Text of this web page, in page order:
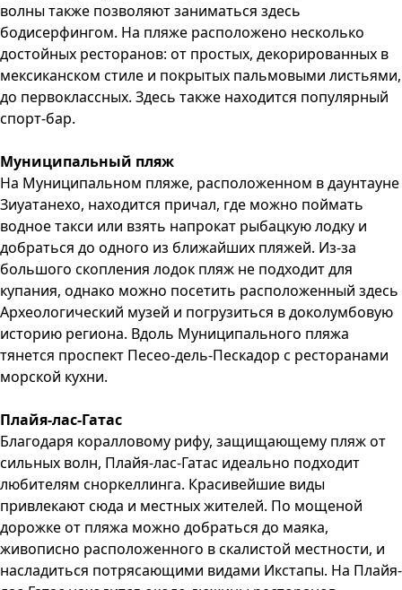
волны также позволяют заниматься здесь
бодисерфингом. На пляже расположено несколько
достойных ресторанов: от простых, декорированных в
мексиканском стиле и покрытых пальмовыми листьями,
до первоклассных. Здесь также находится популярный
спорт-бар.
Муниципальный пляж
На Муниципальном пляже, расположенном в даунтауне
Зиуатанехо, находится причал, где можно поймать
водное такси или взять напрокат рыбацкую лодку и
добраться до одного из ближайших пляжей. Из-за
большого скопления лодок пляж не подходит для
купания, однако можно посетить расположенный здесь
Археологический музей и погрузиться в доколумбовую
историю региона. Вдоль Муниципального пляжа
тянется проспект Песео-дель-Пескадор с ресторанами
морской кухни.
Плайя-лас-Гатас
Благодаря коралловому рифу, защищающему пляж от
сильных волн, Плайя-лас-Гатас идеально подходит
любителям сноркеллинга. Красивейшие виды
привлекают сюда и местных жителей. По мощеной
дорожке от пляжа можно добраться до маяка,
живописно расположенного в скалистой местности, и
насладиться потрясающими видами Икстапы. На Плайя-